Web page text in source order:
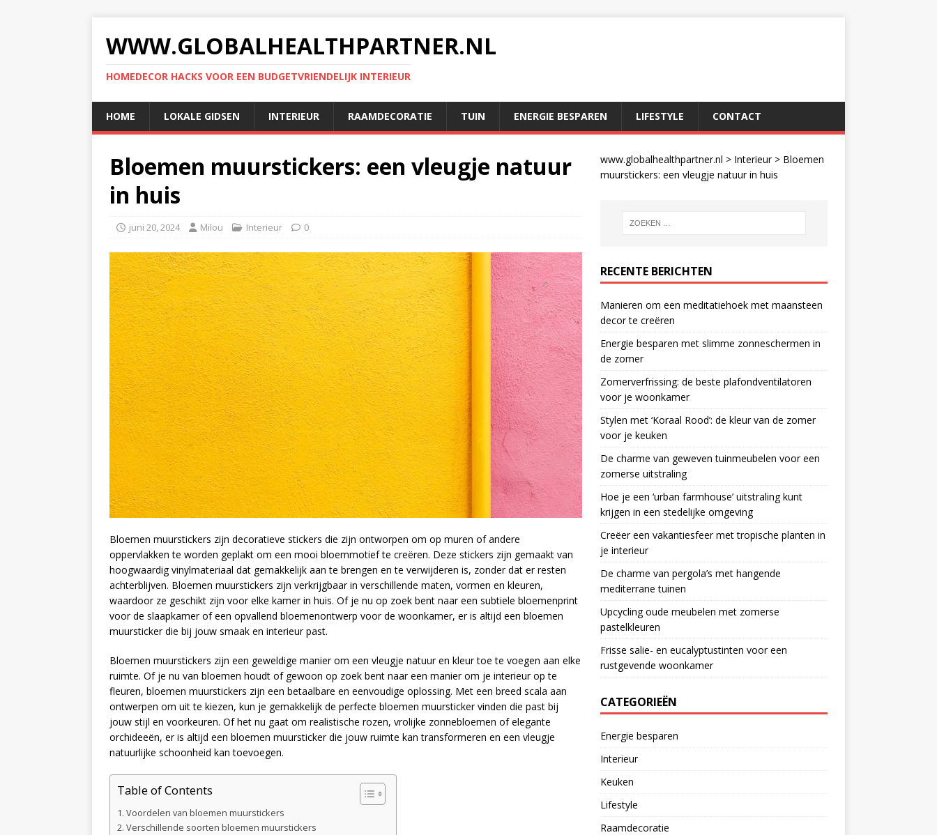
WWW.GLOBALHEALTHPARTNER.NL
HOMEDECOR HACKS VOOR EEN BUDGETVRIENDELIJK INTERIEUR
HOME LOKALE GIDSEN INTERIEUR RAAMDECORATIE TUIN ENERGIE BESPAREN LIFESTYLE CONTACT
Bloemen muurstickers: een vleugje natuur
in huis
juni 20, 2024 Milou Interieur 0
Bloemen muurstickers zijn decoratieve stickers die zijn ontworpen om op muren of andere
oppervlakken te worden geplakt om een ​​mooi bloemmotief te creëren. Deze stickers zijn gemaakt van
hoogwaardig vinylmateriaal dat gemakkelijk aan te brengen en te verwijderen is, zonder dat er resten
achterblijven. Bloemen muurstickers zijn verkrijgbaar in verschillende maten, vormen en kleuren,
waardoor ze geschikt zijn voor elke kamer in huis. Of je nu op zoek bent naar een subtiele bloemenprint
voor de slaapkamer of een opvallend bloemenontwerp voor de woonkamer, er is altijd een bloemen
muursticker die bij jouw smaak en interieur past.
Bloemen muurstickers zijn een geweldige manier om een ​​vleugje natuur en kleur toe te voegen aan elke
ruimte. Of je nu van bloemen houdt of gewoon op zoek bent naar een manier om je interieur op te
fleuren, bloemen muurstickers zijn een betaalbare en eenvoudige oplossing. Met een breed scala aan
ontwerpen om uit te kiezen, kun je gemakkelijk de perfecte bloemen muursticker vinden die past bij
jouw stijl en voorkeuren. Of het nu gaat om realistische rozen, vrolijke zonnebloemen of elegante
orchideeën, er is altijd een bloemen muursticker die jouw ruimte kan transformeren en een vleugje
natuurlijke schoonheid kan toevoegen.
Table of Contents
Voordelen van bloemen muurstickers
Verschillende soorten bloemen muurstickers
www.globalhealthpartner.nl > Interieur> Bloemen
muurstickers: een vleugje natuur in huis
RECENTE BERICHTEN
Manieren om een meditatiehoek met maansteen
decor te creëren
Energie besparen met slimme zonneschermen in
de zomer
Zomerverfrissing: de beste plafondventilatoren
voor je woonkamer
Stylen met ‘Koraal Rood’: de kleur van de zomer
voor je keuken
De charme van geweven tuinmeubelen voor een
zomerse uitstraling
Hoe je een ‘urban farmhouse’ uitstraling kunt
krijgen in een stedelijke omgeving
Creëer een vakantiesfeer met tropische planten in
je interieur
De charme van pergola’s met hangende
mediterrane tuinen
Upcycling oude meubelen met zomerse
pastelkleuren
Frisse salie- en eucalyptustinten voor een
rustgevende woonkamer
CATEGORIEËN
Energie besparen
Interieur
Keuken
Lifestyle
Raamdecoratie